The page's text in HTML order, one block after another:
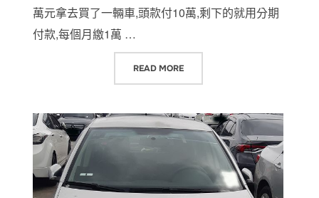
萬元拿去買了一輛車,頭款付10萬,剩下的就用分期
付款,每個月繳1萬 …
READ MORE“要繳車貸跟稅金,但是身上的錢不